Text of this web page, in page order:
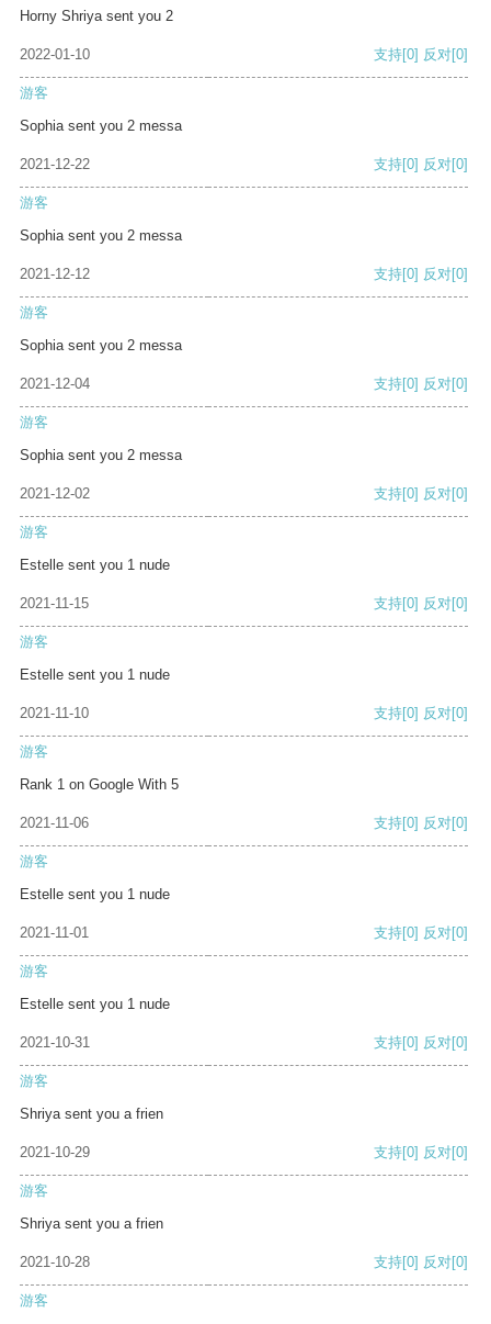
Horny Shriya sent you 2
2022-01-10 支持[0] 反对[0]
游客
Sophia sent you 2 messa
2021-12-22 支持[0] 反对[0]
游客
Sophia sent you 2 messa
2021-12-12 支持[0] 反对[0]
游客
Sophia sent you 2 messa
2021-12-04 支持[0] 反对[0]
游客
Sophia sent you 2 messa
2021-12-02 支持[0] 反对[0]
游客
Estelle sent you 1 nude
2021-11-15 支持[0] 反对[0]
游客
Estelle sent you 1 nude
2021-11-10 支持[0] 反对[0]
游客
Rank 1 on Google With 5
2021-11-06 支持[0] 反对[0]
游客
Estelle sent you 1 nude
2021-11-01 支持[0] 反对[0]
游客
Estelle sent you 1 nude
2021-10-31 支持[0] 反对[0]
游客
Shriya sent you a frien
2021-10-29 支持[0] 反对[0]
游客
Shriya sent you a frien
2021-10-28 支持[0] 反对[0]
游客